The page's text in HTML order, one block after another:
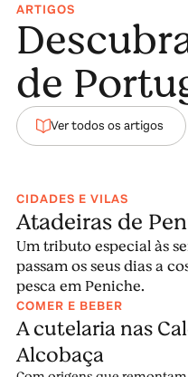
ARTIGOS
de
Ver todos os artigos
CIDADES E VILAS
Atadeiras de
Um tributo especial às
passam os seus dias a
pesca em Peniche.
COMER E BEBER
A cutelaria nas
Alcobaça